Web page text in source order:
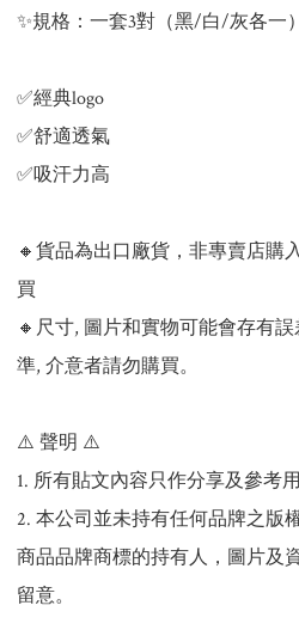
✨規格：一套3對（黑/白/灰各一）
✅經典logo
✅舒適透氣
✅吸汗力高
🔸貨品為出口廠貨，非專賣店購
買
🔸尺寸, 圖片和實物可能會存有
準, 介意者請勿購買。
⚠️ 聲明 ⚠️
1. 所有貼文內容只作分享及參考
2. 本公司並未持有任何品牌之版
商品品牌商標的持有人，圖片及
留意。